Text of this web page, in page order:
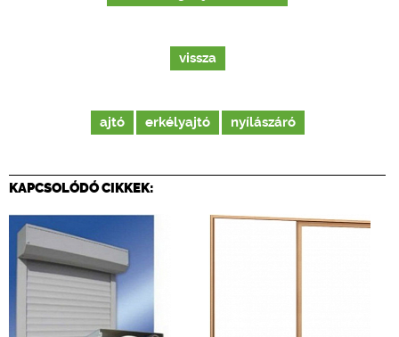
vissza
ajtó erkélyajtó nyílászáró
KAPCSOLÓDÓ CIKKEK: